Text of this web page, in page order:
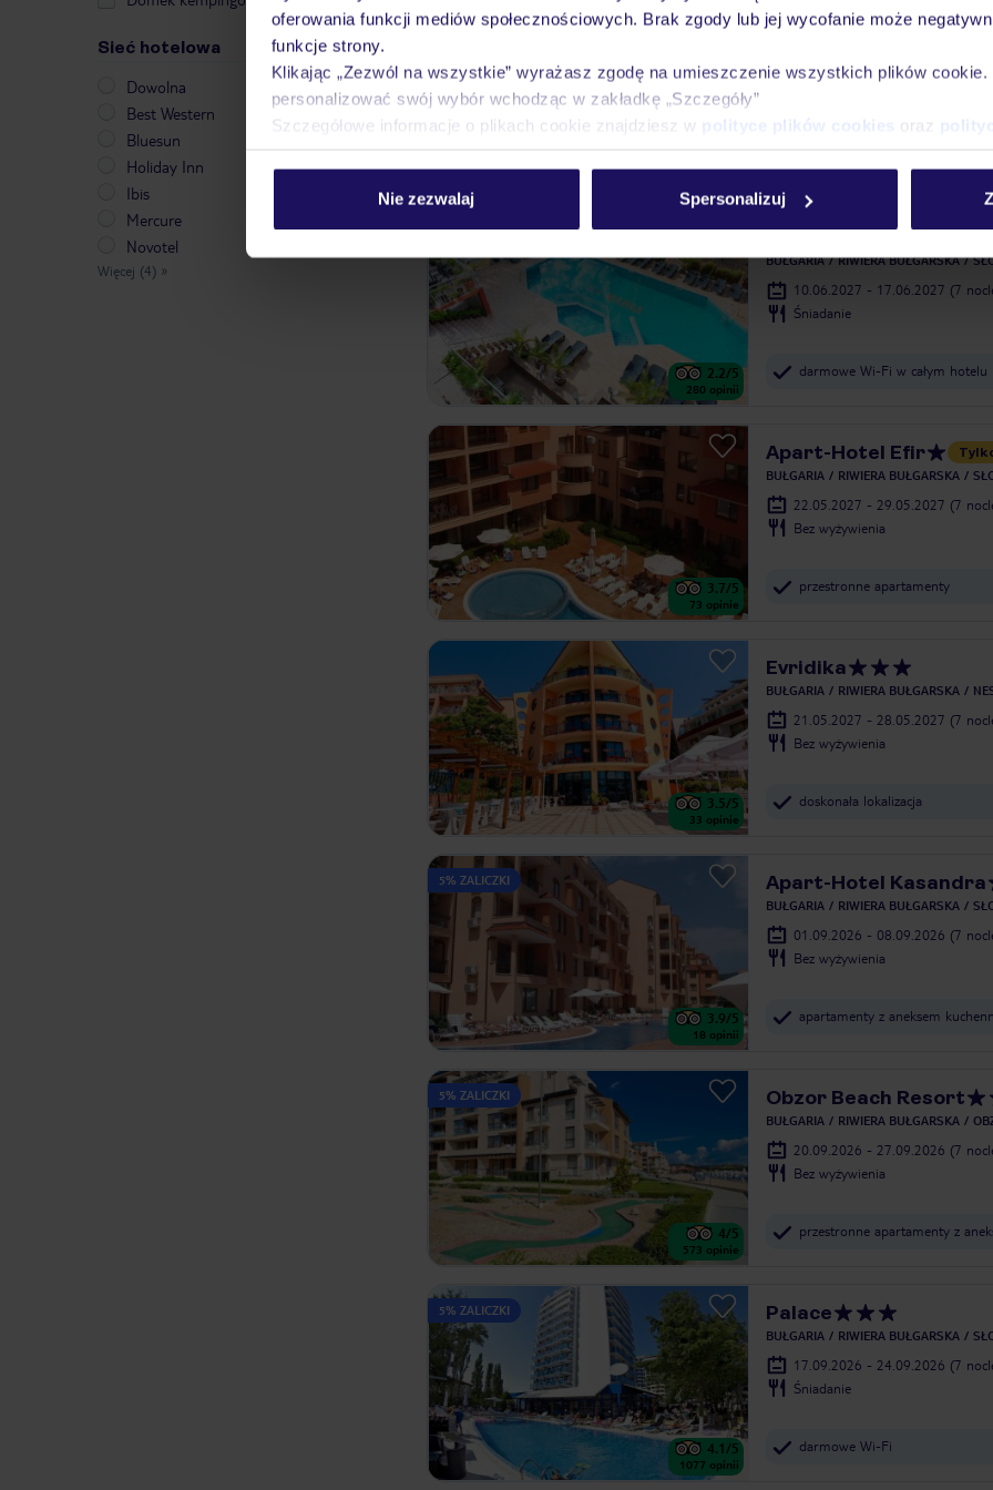
oferowania funkcji mediów społecznościowych. Brak zgody lub jej wycofanie może
funkcje strony.
Klikając „Zezwól na wszystkie” wyrażasz zgodę na umieszczenie wszystkich plików
personalizować swój wybór wchodząc w zakładkę „Szczegóły”
Szczegółowe informacje o plikach cookie znajdziesz w polityce plików cookies oraz
Nie zezwalaj Spersonalizuj
Sieć hotelowa
Dowolna
Best Western
Bluesun
Holiday Inn
Ibis
Mercure
Novotel
Więcej (4) »
317 opinii
Tylko w TUI
11.09.2026 - 18.09.2026 (7
apartamenty z aneksem
2.2/5
280 opinii
BUŁGARIA RIWIERA BUŁGARSKA
10.06.2027 - 17.06.2027 (7
Śniadanie
darmowe Wi-Fi w całym hotelu
3.7/5
73 opinie
Apart-Hotel Efir
BUŁGARIA RIWIERA BUŁGARSKA
22.05.2027 - 29.05.2027 (7
Bez wyżywienia
przestronne apartamenty
3.5/5
33 opinie
Evridika
BUŁGARIA RIWIERA BUŁGARSKA
21.05.2027 - 28.05.2027 (7
Bez wyżywienia
doskonała lokalizacja
5% ZALICZKI
3.9/5
18 opinii
Apart-Hotel Kasandra
BUŁGARIA RIWIERA BUŁGARSKA
01.09.2026 - 08.09.2026 (7
Bez wyżywienia
apartamenty z aneksem
5% ZALICZKI
4/5
573 opinie
Obzor Beach Resort
BUŁGARIA RIWIERA BUŁGARSKA
20.09.2026 - 27.09.2026 (7
Bez wyżywienia
przestronne apartamenty z
5% ZALICZKI
4.1/5
1077 opinii
Palace
BUŁGARIA RIWIERA BUŁGARSKA
17.09.2026 - 24.09.2026 (7
Śniadanie
darmowe Wi-Fi